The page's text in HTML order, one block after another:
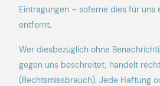
Eintragungen – soferne dies für uns
entfernt.
Wer diesbezüglich ohne
gegen uns beschreitet, handelt
(Rechtsmissbrauch). Jede Haftung